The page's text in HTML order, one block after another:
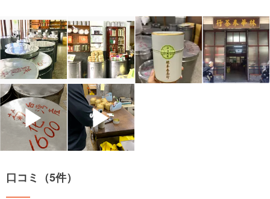
▶ ▶
口コミ（5件）